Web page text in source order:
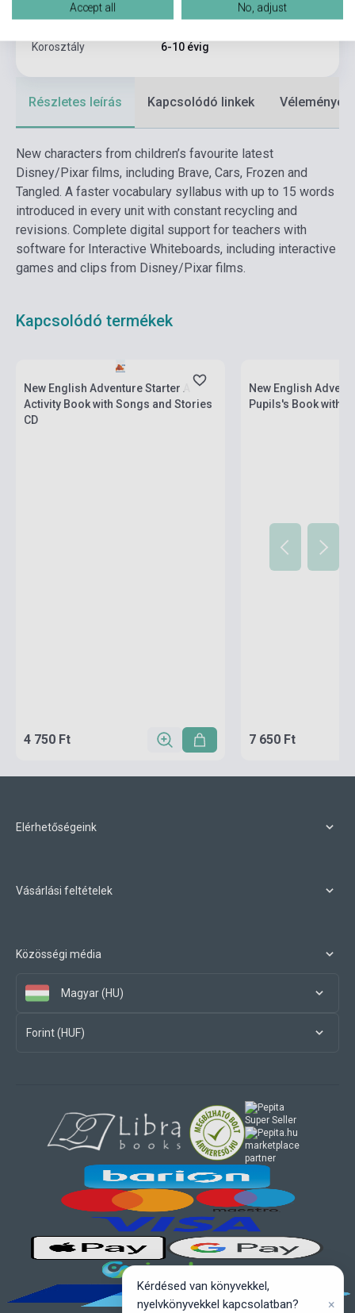
Nyelv Angol
Korosztály 6-10 évig
Részletes leírás Kapcsolódó linkek Vélemények
New characters from children’s favourite latest
Disney/Pixar films, including Brave, Cars, Frozen and
Tangled. A faster vocabulary syllabus with up to 15 words
introduced in every unit with constant recycling and
revisions. Complete digital support for teachers with
software for Interactive Whiteboards, including interactive
games and clips from Disney/Pixar films.
Kapcsolódó termékek
New English Adventure Starter A
Activity Book with Songs and Stories
CD
4 750 Ft
New English
Pupils's Book with
7 650 Ft
Elérhetőségeink
Vásárlási feltételek
Közösségi média
Magyar (HU)
Forint (HUF)
marketplace
partner
Kérdésed van könyvekkel,
nyelvkönyvekkel kapcsolatban?
×
Accept all No, adjust